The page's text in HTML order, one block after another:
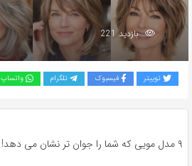
بازدید 221
توییتر فیسبوک تلگرام واتساپ
۹ مدل مویی که شما را جوان تر نشان می دهد!